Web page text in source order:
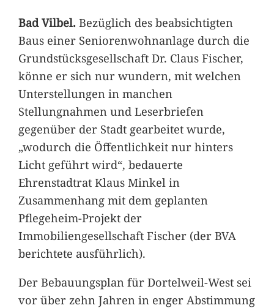
Bad Vilbel.Bezüglich des beabsichtigten
Baus einer Seniorenwohnanlage durch die
Grundstücksgesellschaft Dr. Claus Fischer,
könne er sich nur wundern, mit welchen
Unterstellungen in manchen
Stellungnahmen und Leserbriefen
gegenüber der Stadt gearbeitet wurde,
„wodurch die Öffentlichkeit nur hinters
Licht geführt wird“, bedauerte
Ehrenstadtrat Klaus Minkel in
Zusammenhang mit dem geplanten
Pflegeheim-Projekt der
Immobiliengesellschaft Fischer (der BVA
berichtete ausführlich).
Der Bebauungsplan für Dortelweil-West sei
vor über zehn Jahren in enger Abstimmung